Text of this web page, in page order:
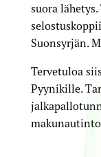
suora lähetys.
Suonsyrjän.
Tervetuloa
Pyynikille.